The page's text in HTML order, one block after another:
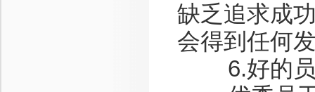
缺乏追求成
会得到任何
6.好的员